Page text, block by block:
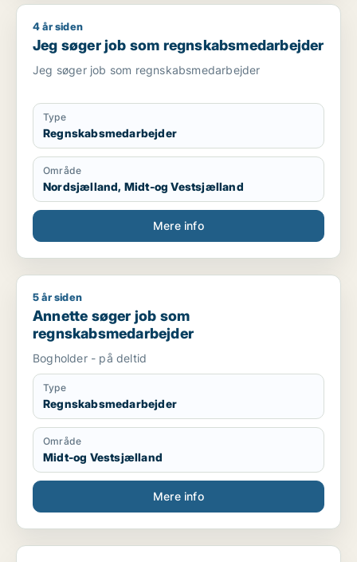
Jeg søger job som regnskabsmedarbejder
4 år siden
Jeg søger job som regnskabsmedarbejder
Jeg søger job som regnskabsmedarbejder
Type
Regnskabsmedarbejder
Område
Nordsjælland, Midt-og Vestsjælland
Mere info
Annette søger job som regnskabsmedarbejder
5 år siden
Annette søger job som
regnskabsmedarbejder
Bogholder - på deltid
Type
Regnskabsmedarbejder
Område
Midt-og Vestsjælland
Mere info